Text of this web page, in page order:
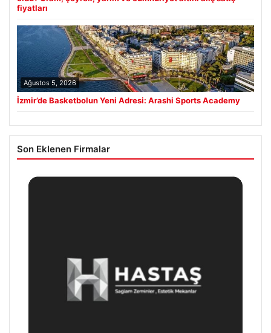
fiyatları
Ağustos 5, 2026
İzmir’de Basketbolun Yeni Adresi: Arashi Sports Academy
Son Eklenen Firmalar